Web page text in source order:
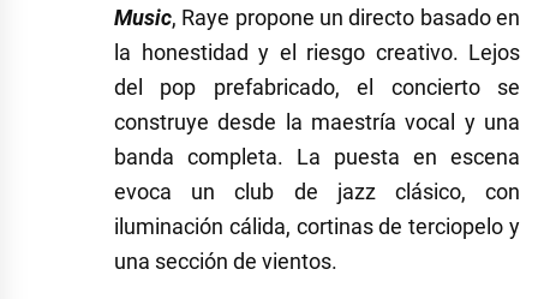
Music, Raye propone un directo basado en
la honestidad y el riesgo creativo. Lejos
del pop prefabricado, el concierto se
construye desde la maestría vocal y una
banda completa. La puesta en escena
evoca un club de jazz clásico, con
iluminación cálida, cortinas de terciopelo y
una sección de vientos.